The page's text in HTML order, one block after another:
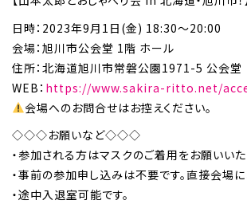
日時：2023年9月1日(金) 18:30～20:00
会場：旭川市公会堂 1階 ホール
住所：北海道旭川市常磐公園1971-5 公会堂
WEB： https://www.sakira-ritto.net/
会場へのお問合せはお控えください。
◇◇◇お願いなど◇◇◇
・参加される方はマスクのご着用をお願いいた
・事前の参加申し込みは不要です。直接会場に
・途中入退室可能です。